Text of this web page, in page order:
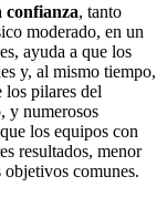
confianza, tanto
moderado, en un
ayuda a que los
y, al mismo tiempo,
los pilares del
y numerosos
los equipos con
resultados, menor
comunes.